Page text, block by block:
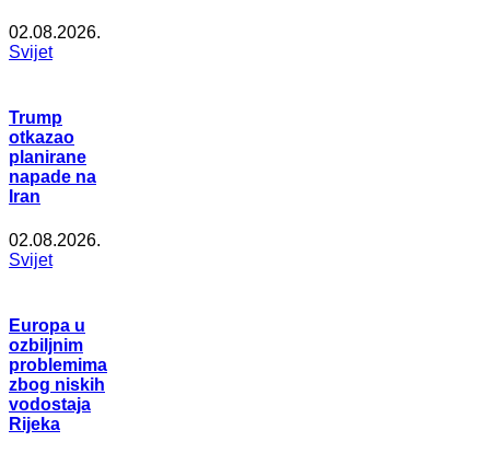
02.08.2026.
Svijet
Trump
otkazao
planirane
napade na
Iran
02.08.2026.
Svijet
Europa u
ozbiljnim
problemima
zbog niskih
vodostaja
Rijeka